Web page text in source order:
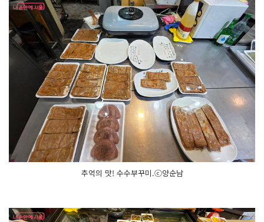
추억의 맛! 수수부꾸미.ⓒ양순남